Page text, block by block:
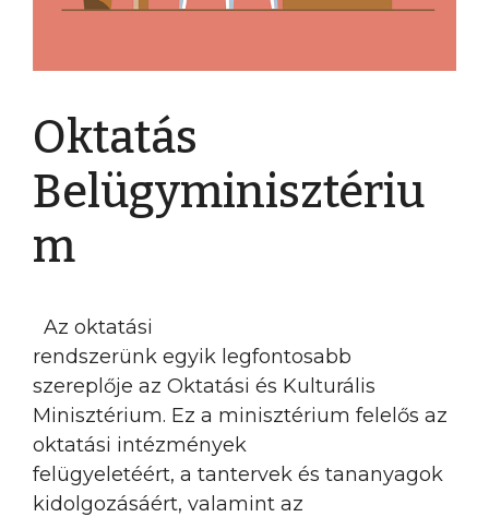
Oktatás
Belügyminisztériu
m
Az oktatási
rendszerünk egyik legfontosabb
szereplője az Oktatási és Kulturális
Minisztérium. Ez a minisztérium felelős az
oktatási intézmények
felügyeletéért, a tantervek és tananyagok
kidolgozásáért, valamint az